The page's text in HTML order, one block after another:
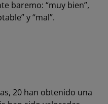
baremo: “muy bien”,
y “mal”.
20 han obtenido una